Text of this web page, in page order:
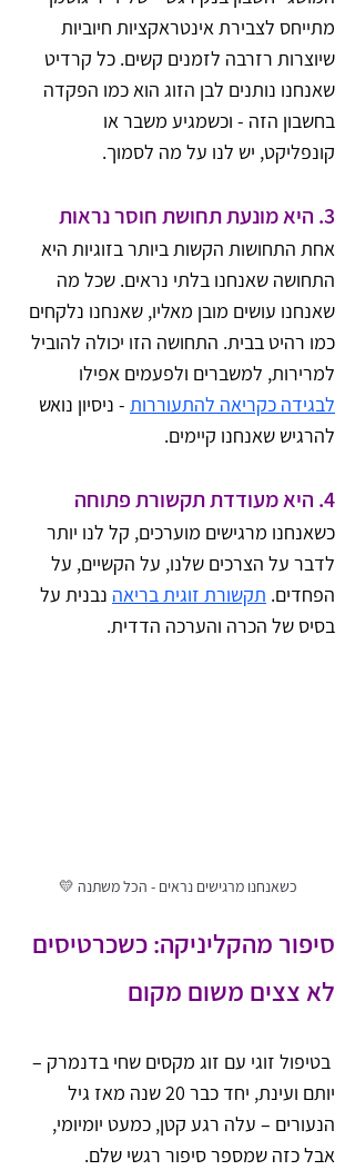
מתייחס לצבירת אינטראקציות חיוביות
שיוצרות רזרבה לזמנים קשים. כל קרדיט
שאנחנו נותנים לבן הזוג הוא כמו הפקדה
בחשבון הזה - וכשמגיע משבר או
קונפליקט, יש לנו על מה לסמוך.
3. היא מונעת תחושת חוסר נראות
אחת התחושות הקשות ביותר בזוגיות היא
התחושה שאנחנו בלתי נראים. שכל מה
שאנחנו עושים מובן מאליו, שאנחנו נלקחים
כמו רהיט בבית. התחושה הזו יכולה להוביל
למרירות, למשברים ולפעמים אפילו
לבגידה כקריאה להתעוררות - ניסיון נואש
להרגיש שאנחנו קיימים.
4. היא מעודדת תקשורת פתוחה
כשאנחנו מרגישים מוערכים, קל לנו יותר
לדבר על הצרכים שלנו, על הקשיים, על
הפחדים. תקשורת זוגית בריאה נבנית על
בסיס של הכרה והערכה הדדית.
כשאנחנו מרגישים נראים - הכל משתנה 💛
סיפור מהקליניקה: כשכרטיסים
לא צצים משום מקום
בטיפול זוגי עם זוג מקסים שחי בדנמרק –
יותם ועינת, יחד כבר 20 שנה מאז גיל
הנעורים – עלה רגע קטן, כמעט יומיומי,
אבל כזה שמספר סיפור רגשי שלם.